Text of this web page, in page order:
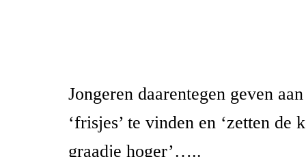
Jongeren daarentegen geven
‘frisjes’ te vinden en ‘zetten de
graadje hoger’…..